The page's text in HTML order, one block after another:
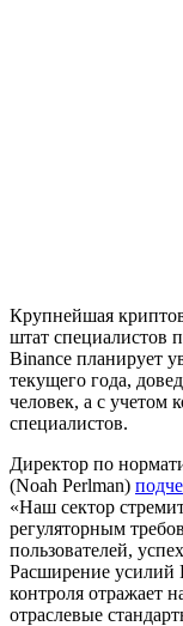
Крупнейшая
штат специалистов
Binance планирует
текущего года,
человек, а с учетом
специалистов.
Директор по
(Noah Perlman)
«Наш сектор
регуляторным
пользователей,
Расширение усилий
контроля отражает
отраслевые